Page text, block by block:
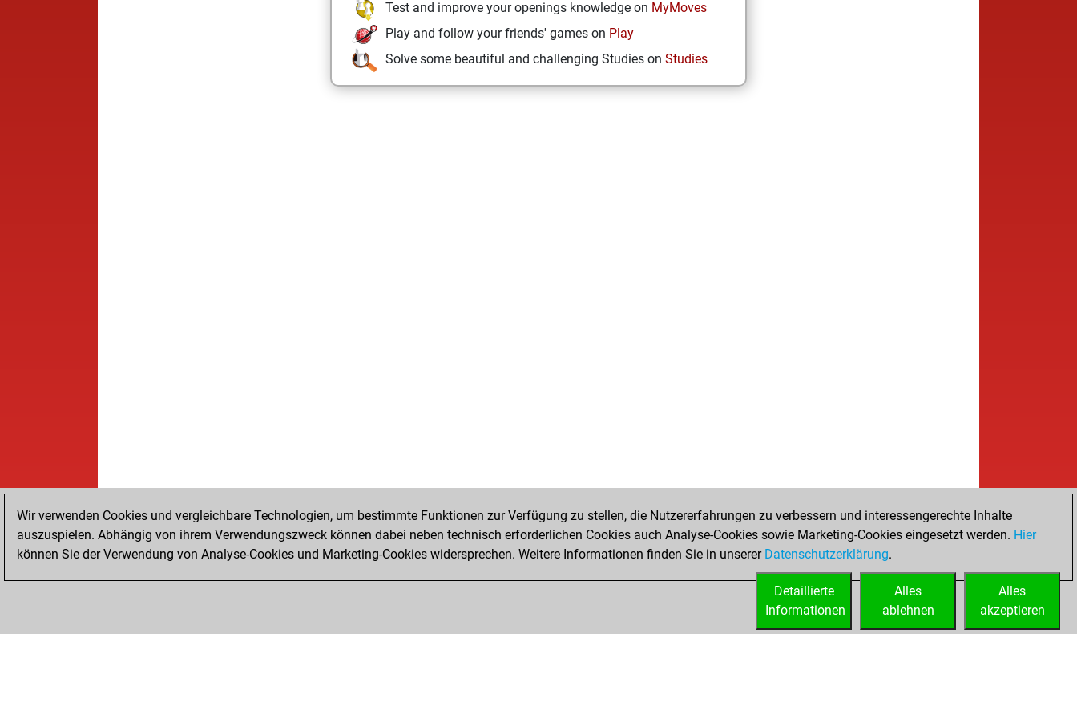
Test and improve your openings knowledge on MyMoves
Play and follow your friends' games on Play
Solve some beautiful and challenging Studies on Studies
Wir verwenden Cookies und vergleichbare Technologien, um bestimmte Funktionen zur Verfügung zu stellen, die Nutzererfahrungen zu verbessern und interessengerechte Inhalte
auszuspielen. Abhängig von ihrem Verwendungszweck können dabei neben technisch erforderlichen Cookies auch Analyse-Cookies sowie Marketing-Cookies eingesetzt werden. Hier
können Sie der Verwendung von Analyse-Cookies und Marketing-Cookies widersprechen. Weitere Informationen finden Sie in unserer Datenschutzerklärung.
Alles
akzeptieren
Alles
ablehnen
Detaillierte
Informationen